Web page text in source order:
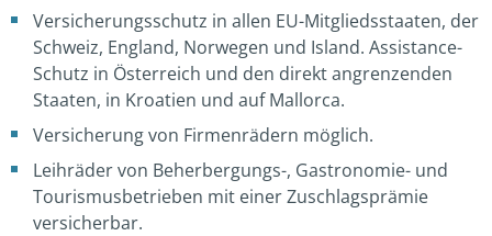
Versicherungsschutz in allen EU-Mitgliedsstaaten, der
Schweiz, England, Norwegen und Island. Assistance-
Schutz in Österreich und den direkt angrenzenden
Staaten, in Kroatien und auf Mallorca.
Versicherung von Firmenrädern möglich.
Leihräder von Beherbergungs-, Gastronomie- und
Tourismusbetrieben mit einer Zuschlagsprämie
versicherbar.